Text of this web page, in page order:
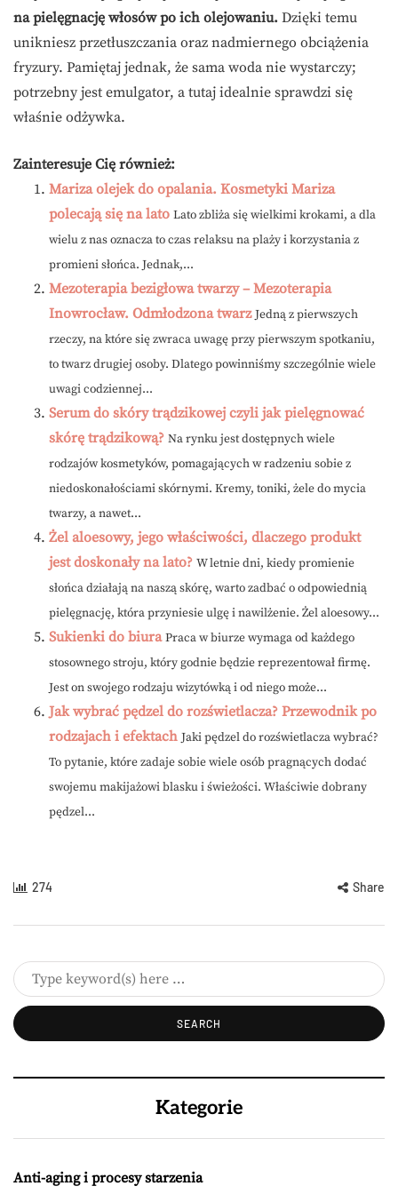
na pielęgnację włosów po ich olejowaniu. Dzięki temu
unikniesz przetłuszczania oraz nadmiernego obciążenia
fryzury. Pamiętaj jednak, że sama woda nie wystarczy;
potrzebny jest emulgator, a tutaj idealnie sprawdzi się
właśnie odżywka.
Zainteresuje Cię również:
Mariza olejek do opalania. Kosmetyki Mariza
polecają się na lato Lato zbliża się wielkimi krokami, a dla
wielu z nas oznacza to czas relaksu na plaży i korzystania z
promieni słońca. Jednak,...
Mezoterapia bezigłowa twarzy – Mezoterapia
Inowrocław. Odmłodzona twarz Jedną z pierwszych
rzeczy, na które się zwraca uwagę przy pierwszym spotkaniu,
to twarz drugiej osoby. Dlatego powinniśmy szczególnie wiele
uwagi codziennej...
Serum do skóry trądzikowej czyli jak pielęgnować
skórę trądzikową? Na rynku jest dostępnych wiele
rodzajów kosmetyków, pomagających w radzeniu sobie z
niedoskonałościami skórnymi. Kremy, toniki, żele do mycia
twarzy, a nawet...
Żel aloesowy, jego właściwości, dlaczego produkt
jest doskonały na lato? W letnie dni, kiedy promienie
słońca działają na naszą skórę, warto zadbać o odpowiednią
pielęgnację, która przyniesie ulgę i nawilżenie. Żel aloesowy...
Sukienki do biura Praca w biurze wymaga od każdego
stosownego stroju, który godnie będzie reprezentował firmę.
Jest on swojego rodzaju wizytówką i od niego może...
Jak wybrać pędzel do rozświetlacza? Przewodnik po
rodzajach i efektach Jaki pędzel do rozświetlacza wybrać?
To pytanie, które zadaje sobie wiele osób pragnących dodać
swojemu makijażowi blasku i świeżości. Właściwie dobrany
pędzel...
274 Share
Kategorie
Anti-aging i procesy starzenia